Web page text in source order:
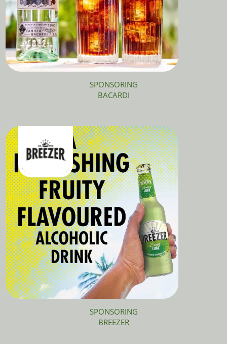
SPONSORING
BACARDI
SPONSORING
BREEZER